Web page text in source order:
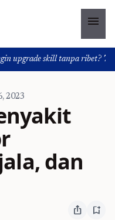
menu
upgrade skill tanpa ribet?
2023
dan
ios_share bookmark_add